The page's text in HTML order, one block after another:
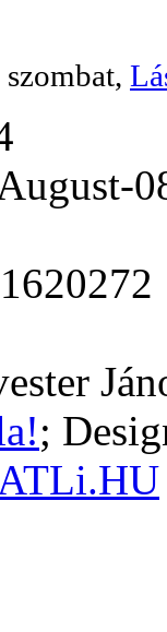
;